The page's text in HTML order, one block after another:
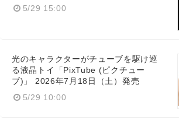
5/29 15:00
光のキャラクターがチューブを駆け巡
る液晶トイ「PixTube (ピクチュー
ブ)」 2026年7月18日（土）発売
5/29 10:00